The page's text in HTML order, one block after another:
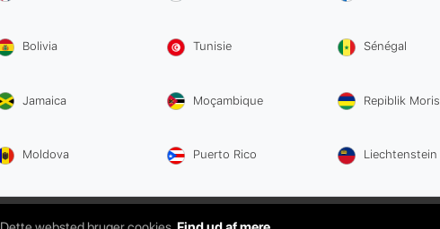
Bolivia Tunisie Sénégal
Jamaica Moçambique Repiblik Moris
Moldova Puerto Rico Liechtenstein
ITS Srl | Via Aldebaran, 13 95127 Catania (CT) | 05289540873